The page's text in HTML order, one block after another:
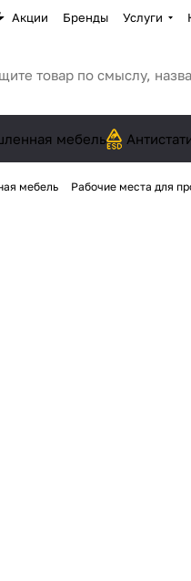
Акции Бренды Услуги
мебель
мебель Рабочие места для